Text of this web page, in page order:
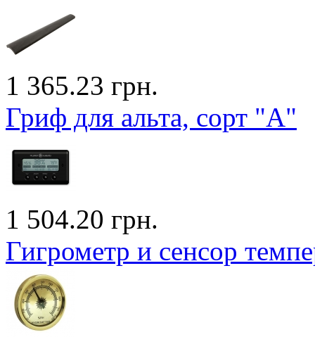
1 365.23 грн.
Гриф для альта, сорт "A"
1 504.20 грн.
Гигрометр и сенсор